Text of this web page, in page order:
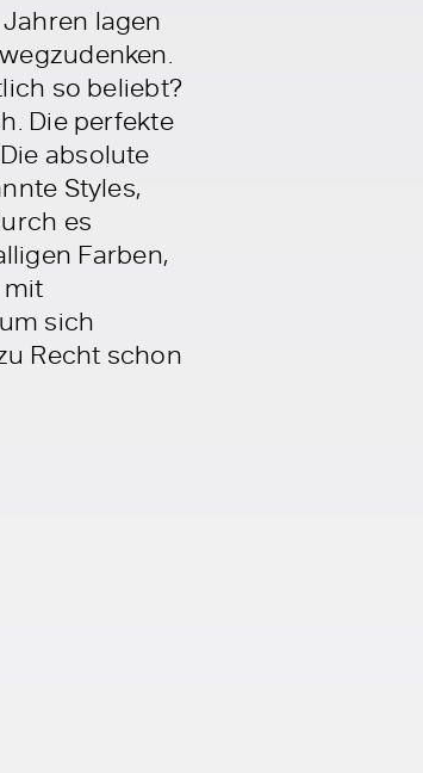
lagen
so beliebt?
Die perfekte
absolute
Styles,
es
Farben,
mit
sich
Recht schon